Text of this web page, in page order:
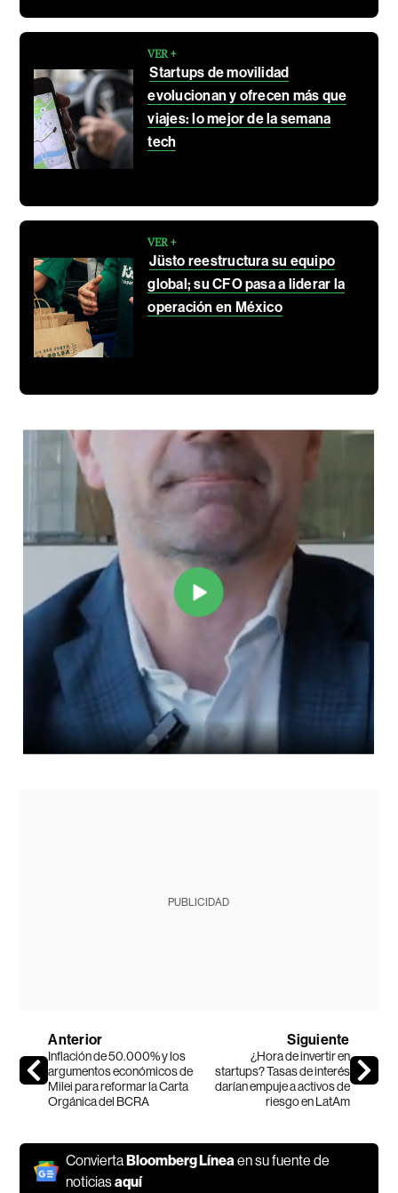
VER +
Startups de movilidad
evolucionan y ofrecen más que
viajes: lo mejor de la semana
tech
VER +
Jüsto reestructura su equipo
global; su CFO pasa a liderar la
operación en México
PUBLICIDAD
Anterior
Inflación de 50.000% y los
argumentos económicos de
Milei para reformar la Carta
Orgánica del BCRA
Siguiente
¿Hora de invertir en
startups? Tasas de interés
darían empuje a activos de
riesgo en LatAm
ConviertaBloomberg Líneaen su fuente de
noticiasaquí